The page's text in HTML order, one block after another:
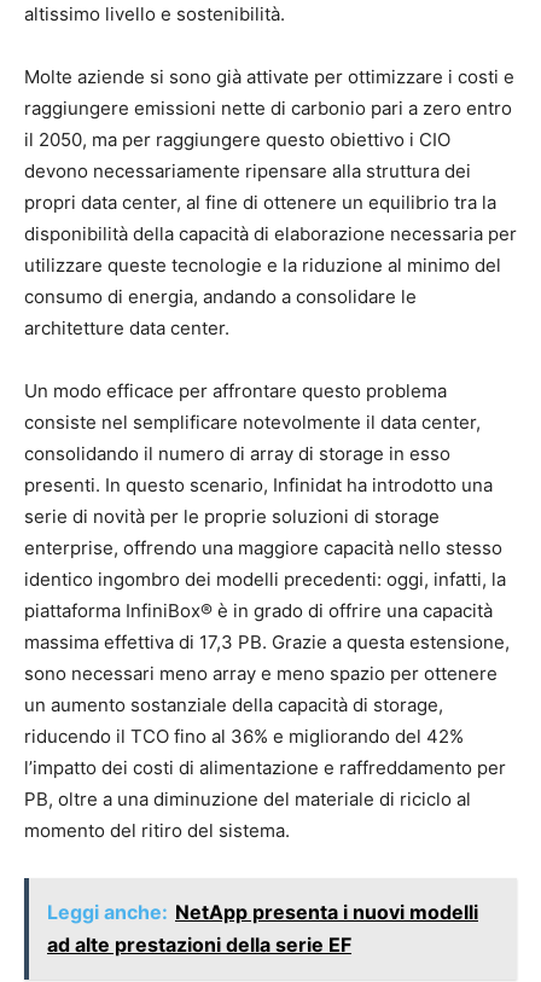
altissimo livello e sostenibilità.
Molte aziende si sono già attivate per ottimizzare i costi e
raggiungere emissioni nette di carbonio pari a zero entro
il 2050, ma per raggiungere questo obiettivo i CIO
devono necessariamente ripensare alla struttura dei
propri data center, al fine di ottenere un equilibrio tra la
disponibilità della capacità di elaborazione necessaria per
utilizzare queste tecnologie e la riduzione al minimo del
consumo di energia, andando a consolidare le
architetture data center.
Un modo efficace per affrontare questo problema
consiste nel semplificare notevolmente il data center,
consolidando il numero di array di storage in esso
presenti. In questo scenario, Infinidat ha introdotto una
serie di novità per le proprie soluzioni di storage
enterprise, offrendo una maggiore capacità nello stesso
identico ingombro dei modelli precedenti: oggi, infatti, la
piattaforma InfiniBox® è in grado di offrire una capacità
massima effettiva di 17,3 PB. Grazie a questa estensione,
sono necessari meno array e meno spazio per ottenere
un aumento sostanziale della capacità di storage,
riducendo il TCO fino al 36% e migliorando del 42%
l’impatto dei costi di alimentazione e raffreddamento per
PB, oltre a una diminuzione del materiale di riciclo al
momento del ritiro del sistema.
Leggi anche: NetApp presenta i nuovi modelli
ad alte prestazioni della serie EF